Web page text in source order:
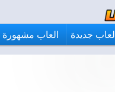
العاب جديدة العاب مشهورة